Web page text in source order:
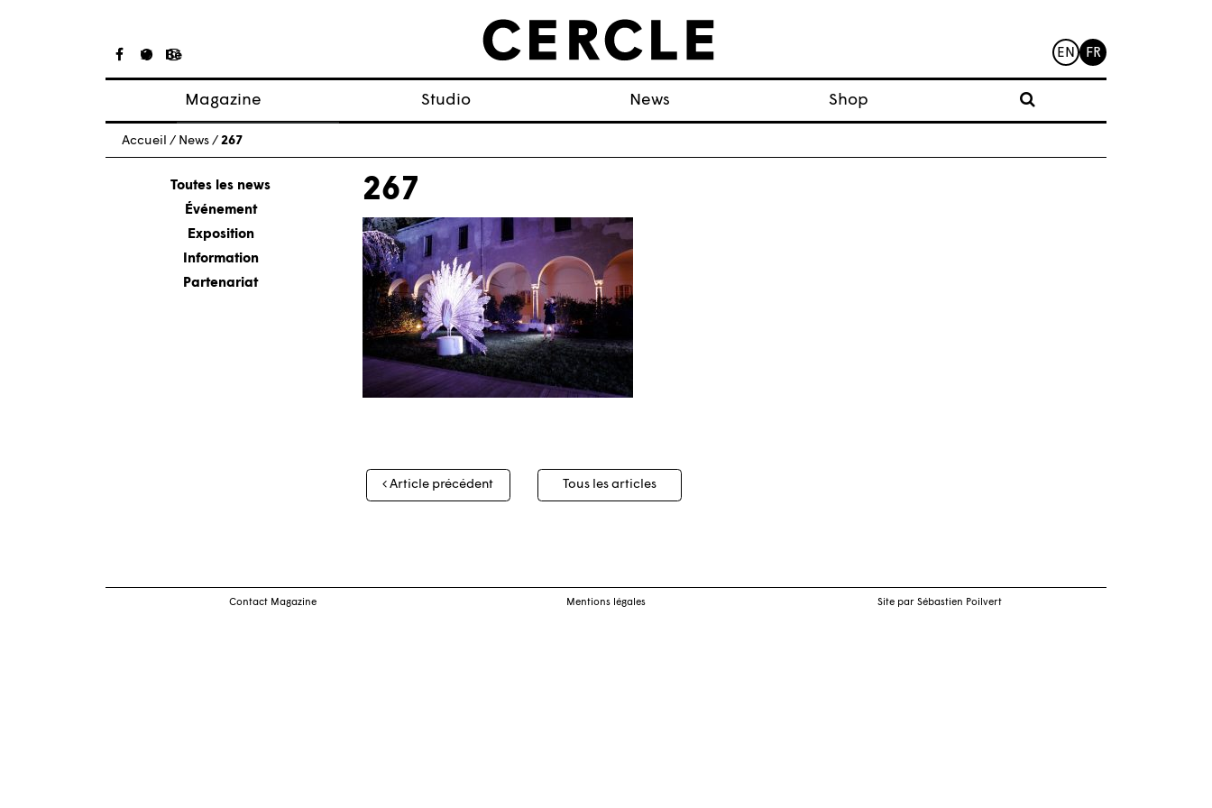
EN FR
Magazine
Articles
À propos
Numéros
Studio News Shop
Accueil / News / 267
Toutes les news
Événement
Exposition
Information
Partenariat
267
Navigation
des
Article précédent Tous les articles
Contact Magazine Mentions légales Site par Sébastien Poilvert